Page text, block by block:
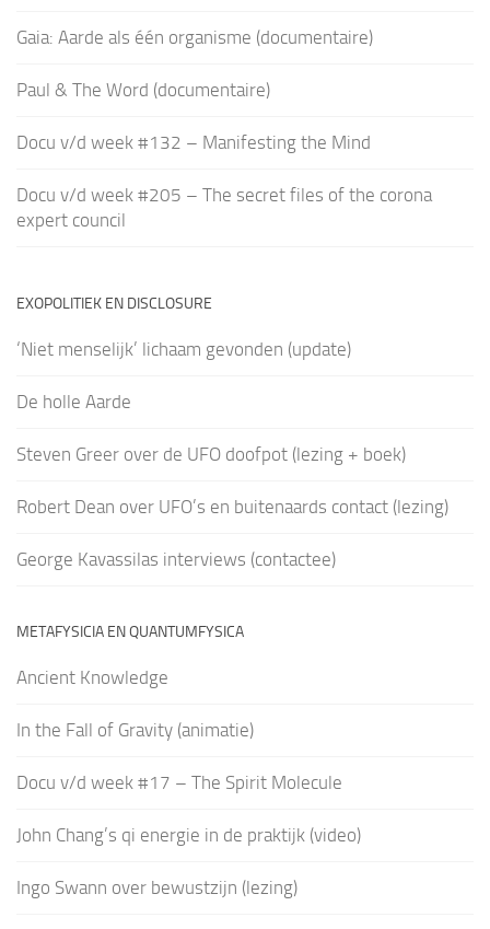
Gaia: Aarde als één organisme (documentaire)
Paul & The Word (documentaire)
Docu v/d week #132 – Manifesting the Mind
Docu v/d week #205 – The secret files of the corona
expert council
EXOPOLITIEK EN DISCLOSURE
‘Niet menselijk’ lichaam gevonden (update)
De holle Aarde
Steven Greer over de UFO doofpot (lezing + boek)
Robert Dean over UFO’s en buitenaards contact (lezing)
George Kavassilas interviews (contactee)
METAFYSICIA EN QUANTUMFYSICA
Ancient Knowledge
In the Fall of Gravity (animatie)
Docu v/d week #17 – The Spirit Molecule
John Chang’s qi energie in de praktijk (video)
Ingo Swann over bewustzijn (lezing)